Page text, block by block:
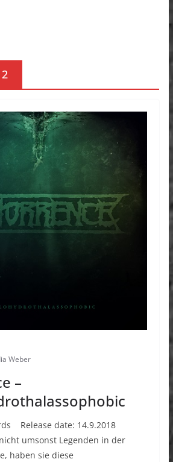
Weber
–
Release date: 14.9.2018
umsonst Legenden in der
haben sie diese